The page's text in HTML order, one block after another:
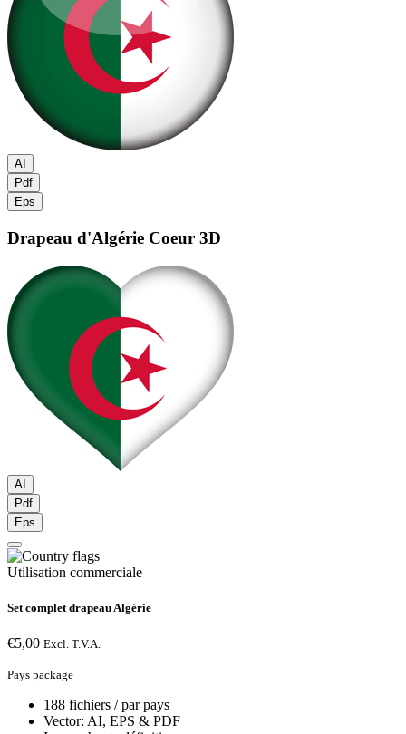
AI
Pdf
Eps
Drapeau d'Algérie Coeur 3D
AI
Pdf
Eps
Utilisation commerciale
Set complet drapeau Algérie
€5,00 Excl. T.V.A.
Pays package
188 fichiers / par pays
Vector: AI, EPS & PDF